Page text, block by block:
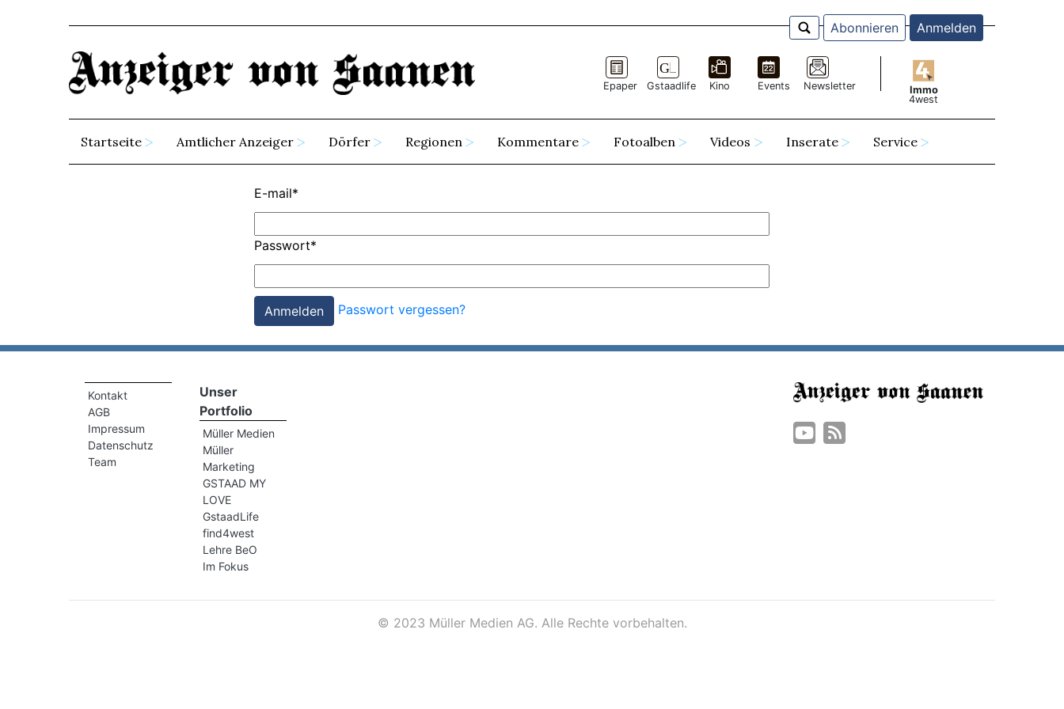
Abonnieren Anmelden
Epaper Gstaadlife Kino Events Newsletter
Immo
4west
Startseite Amtlicher Anzeiger Dörfer Regionen Kommentare Fotoalben Videos Inserate Service
E-mail*
Passwort*
Passwort vergessen?
Kontakt
AGB
Impressum
Datenschutz
Team
Unser
Portfolio
Müller Medien
Müller
Marketing
GSTAAD MY
LOVE
GstaadLife
find4west
Lehre BeO
Im Fokus
© 2023 Müller Medien AG. Alle Rechte vorbehalten.